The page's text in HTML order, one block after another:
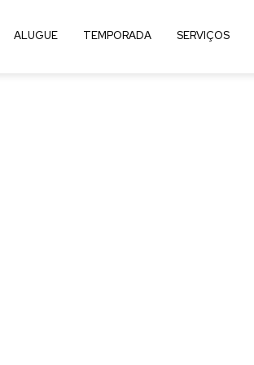
TEMPORADA SERVIÇOS
ALUGUE